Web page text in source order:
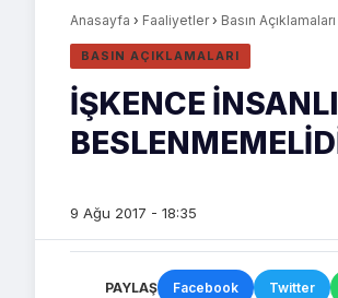
Anasayfa › Faaliyetler › Basın Açıklamaları
BASIN AÇIKLAMALARI
İŞKENCE
9 Ağu 2017 - 18:35
PAYLAŞ Facebook Twitter